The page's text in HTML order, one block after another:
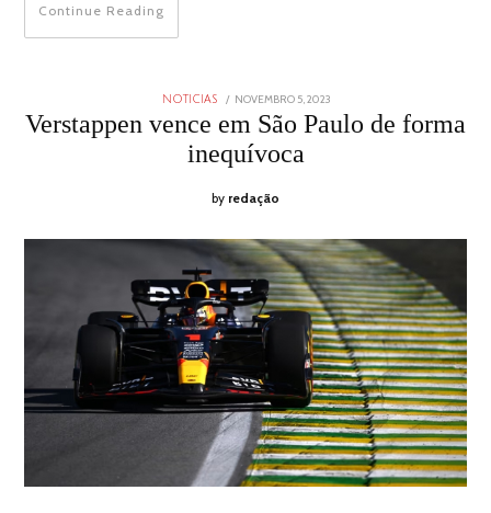
Continue Reading
NOTICIAS
POSTED
NOVEMBRO 5, 2023
2023
Verstappen vence em São Paulo de forma
inequívoca
by redação